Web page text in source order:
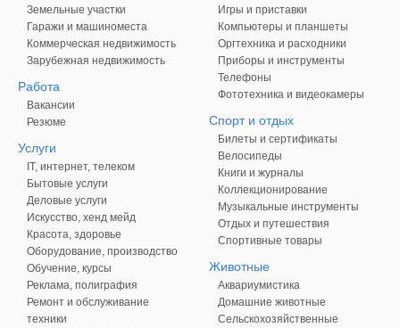
Земельные участки
Гаражи и машиноместа
Коммерческая недвижимость
Зарубежная недвижимость
Работа
Вакансии
Резюме
Услуги
IT, интернет, телеком
Бытовые услуги
Деловые услуги
Искусство, хенд мейд
Красота, здоровье
Оборудование, производство
Обучение, курсы
Реклама, полиграфия
Ремонт и обслуживание
техники
Игры и приставки
Компьютеры и планшеты
Оргтехника и расходники
Приборы и инструменты
Телефоны
Фототехника и видеокамеры
Спорт и отдых
Билеты и сертификаты
Велосипеды
Книги и журналы
Коллекционирование
Музыкальные инструменты
Отдых и путешествия
Спортивные товары
Животные
Аквариумистика
Домашние животные
Сельскохозяйственные